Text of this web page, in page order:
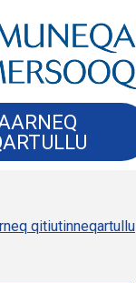
qitiutinneqartullu